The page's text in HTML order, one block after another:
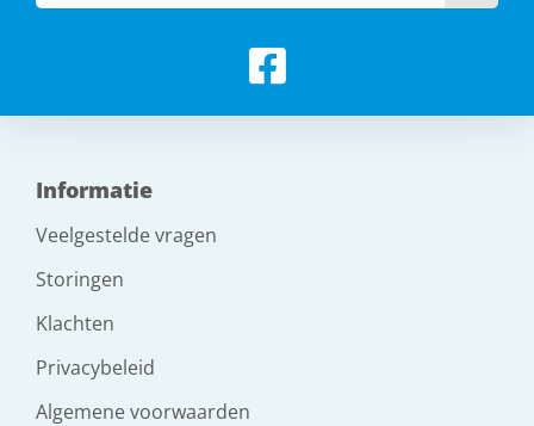
Informatie
Veelgestelde vragen
Storingen
Klachten
Privacybeleid
Algemene voorwaarden